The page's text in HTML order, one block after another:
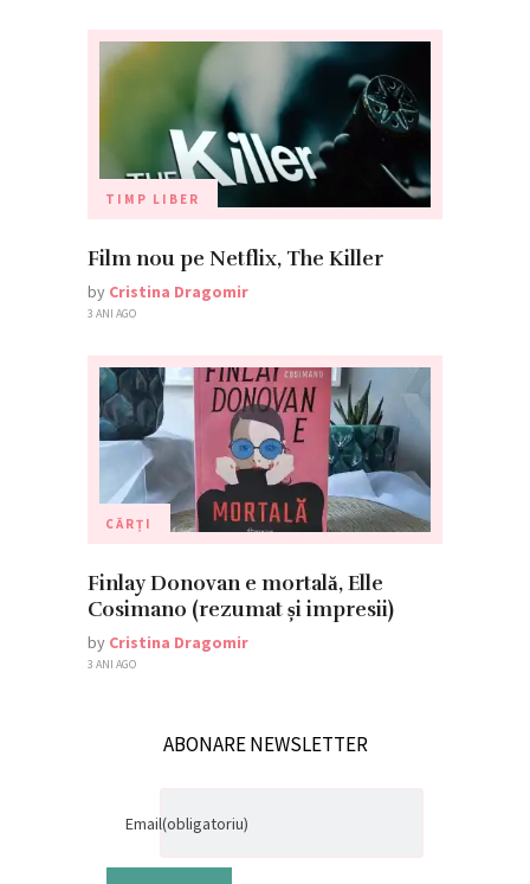
TIMP LIBER
Film nou pe Netflix, The Killer
by Cristina Dragomir
3 ANI AGO
CĂRȚI
Finlay Donovan e mortală, Elle
Cosimano (rezumat și impresii)
by Cristina Dragomir
3 ANI AGO
ABONARE NEWSLETTER
Email(obligatoriu)